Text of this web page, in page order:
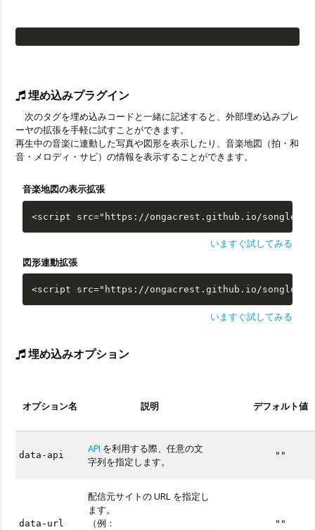
埋め込みプラグイン
次のタグを埋め込みコードと一緒に記述すると、外部埋め込みプレ
ーヤの拡張を手軽に試すことができます。
再生中の音楽に連動した写真や図形を表示したり、音楽地図（拍・和
音・メロディ・サビ）の情報を表示することができます。
音楽地図の表示拡張
<script src="https://ongacrest.github.io/songle-
いますぐ試してみる
図形連動拡張
<script src="https://ongacrest.github.io/songle-
いますぐ試してみる
埋め込みオプション
オプション名 説明 デフォルト値
data-api
API を利用する際、任意の文
字列を指定します。
""
data-url
配信元サイトの URL を指定し
ます。
（例：
""